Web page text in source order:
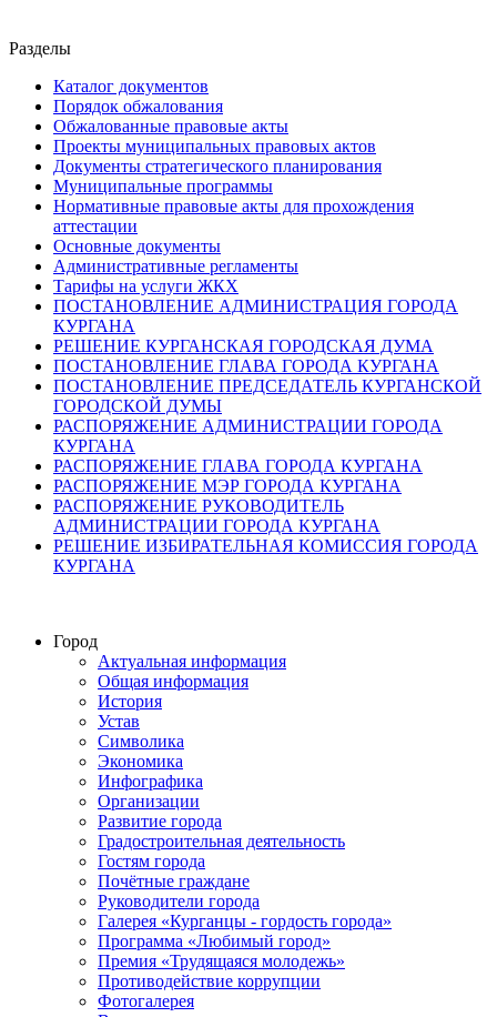
Разделы
Каталог документов
Порядок обжалования
Обжалованные правовые акты
Проекты муниципальных правовых актов
Документы стратегического планирования
Муниципальные программы
Нормативные правовые акты для прохождения
аттестации
Основные документы
Административные регламенты
Тарифы на услуги ЖКХ
ПОСТАНОВЛЕНИЕ АДМИНИСТРАЦИЯ ГОРОДА
КУРГАНА
РЕШЕНИЕ КУРГАНСКАЯ ГОРОДСКАЯ ДУМА
ПОСТАНОВЛЕНИЕ ГЛАВА ГОРОДА КУРГАНА
ПОСТАНОВЛЕНИЕ ПРЕДСЕДАТЕЛЬ КУРГАНСКОЙ
ГОРОДСКОЙ ДУМЫ
РАСПОРЯЖЕНИЕ АДМИНИСТРАЦИИ ГОРОДА
КУРГАНА
РАСПОРЯЖЕНИЕ ГЛАВА ГОРОДА КУРГАНА
РАСПОРЯЖЕНИЕ МЭР ГОРОДА КУРГАНА
РАСПОРЯЖЕНИЕ РУКОВОДИТЕЛЬ
АДМИНИСТРАЦИИ ГОРОДА КУРГАНА
РЕШЕНИЕ ИЗБИРАТЕЛЬНАЯ КОМИССИЯ ГОРОДА
КУРГАНА
Город
Актуальная информация
Общая информация
История
Устав
Символика
Экономика
Инфографика
Организации
Развитие города
Градостроительная деятельность
Гостям города
Почётные граждане
Руководители города
Галерея «Курганцы - гордость города»
Программа «Любимый город»
Премия «Трудящаяся молодежь»
Противодействие коррупции
Фотогалерея